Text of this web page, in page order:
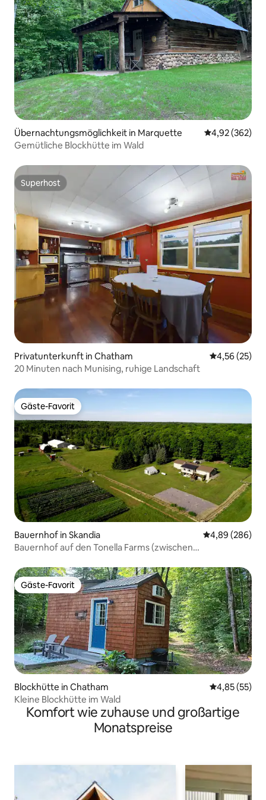
Übernachtungsmöglichkeit in Marquette
4,92 (362)
Gemütliche Blockhütte im Wald
Superhost
Superhost
Privatunterkunft in Chatham
4,56 (25)
20 Minuten nach Munising, ruhige Landschaft
Gäste-Favorit
Gäste-Favorit
Bauernhof in Skandia
4,89 (286)
Bauernhof auf den Tonella Farms (zwischen
Gäste-Favorit
Gäste-Favorit
Blockhütte in Chatham
4,85 (55)
Kleine Blockhütte im Wald
Komfort wie zuhause und großartige
Monatspreise